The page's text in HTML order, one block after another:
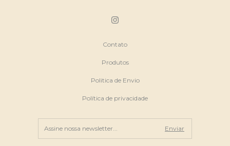
Contato
Produtos
Politica de Envio
Política de privacidade